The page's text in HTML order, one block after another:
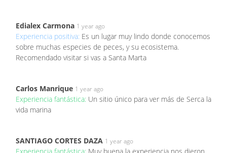
Edialex Carmona 1 year ago
Experiencia positiva: Es un lugar muy lindo donde conocemos
sobre muchas especies de peces, y su ecosistema.
Recomendado visitar si vas a Santa Marta
Carlos Manrique 1 year ago
Experiencia fantástica: Un sitio único para ver más de Serca la
vida marina
SANTIAGO CORTES DAZA 1 year ago
Experiencia fantástica: Muy buena la experiencia nos dieron